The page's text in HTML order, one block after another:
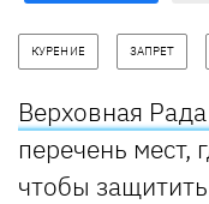
КУРЕНИЕ ЗАПРЕТ
Верховная
перечень мест,
чтобы